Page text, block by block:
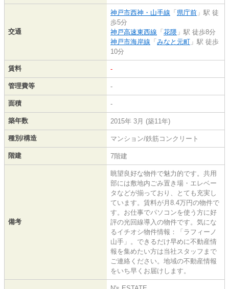
交通
神戸市西神・山手線 「 県庁前 」駅 徒
歩5分
神戸高速東西線 「 花隈 」駅 徒歩8分
神戸市海岸線 「 みなと元町 」駅 徒歩
10分
賃料 -
管理費等 -
面積 -
築年数 2015年 3月 (築11年)
種別/構造 マンション/鉄筋コンクリート
階建 7階建
備考
眺望良好な物件で魅力的です。共用
部には敷地内ごみ置き場・エレベー
タなどが揃っており、とても充実し
ています。賃料が月8.4万円の物件で
す。お仕事でパソコンを使う方に好
評の光回線導入の物件です。気にな
るイチオシ物件情報：「ラフィーノ
山手」。できるだけ早めに不動産情
報を集めたい方は当社スタッフまで
ご連絡ください。地域の不動産情報
をいち早くお届けします。